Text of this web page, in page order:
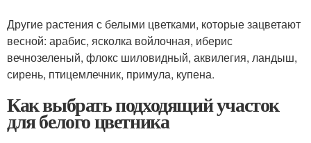
Другие растения с белыми цветками, которые зацветают
весной: арабис, ясколка войлочная, иберис
вечнозеленый, флокс шиловидный, аквилегия, ландыш,
сирень, птицемлечник, примула, купена.
Как выбрать подходящий участок
для белого цветника